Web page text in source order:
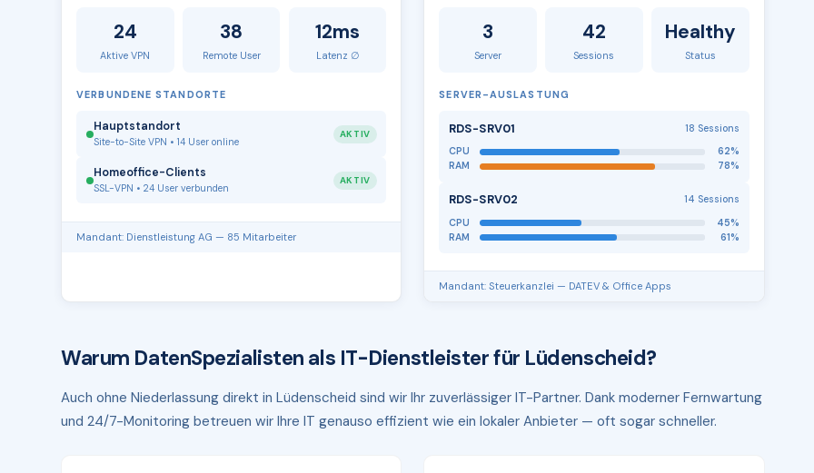
24
Aktive VPN
38
Remote User
12ms
Latenz ∅
VERBUNDENE STANDORTE
Hauptstandort
Site-to-Site VPN • 14 User online
AKTIV
Homeoffice-Clients
SSL-VPN • 24 User verbunden
AKTIV
Mandant: Dienstleistung AG — 85 Mitarbeiter
3
Server
42
Sessions
Healthy
Status
SERVER-AUSLASTUNG
RDS-SRV01
18 Sessions
CPU
62%
RAM
78%
RDS-SRV02
14 Sessions
CPU
45%
RAM
61%
Mandant: Steuerkanzlei — DATEV & Office Apps
Warum DatenSpezialisten als IT-Dienstleister für Lüdenscheid?
Auch ohne Niederlassung direkt in Lüdenscheid sind wir Ihr zuverlässiger IT-Partner. Dank moderner Fernwartung
und 24/7-Monitoring betreuen wir Ihre IT genauso effizient wie ein lokaler Anbieter — oft sogar schneller.